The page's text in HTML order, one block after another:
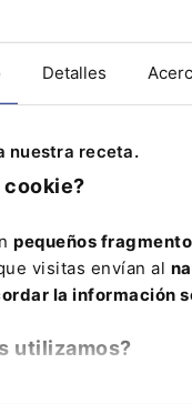
Detalles
nuestra receta.
cookie?
pequeños
visitas envían al
la información
utilizamos?
320,00
el
para